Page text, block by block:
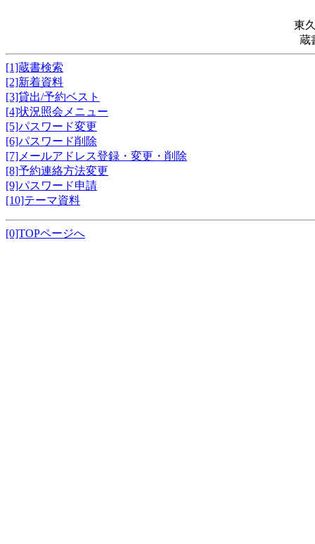
東
蔵
[1]蔵書検索
[2]新着資料
[3]貸出/予約ベスト
[4]状況照会メニュー
[5]パスワード変更
[6]パスワード削除
[7]メールアドレス登録・変更・削除
[8]予約連絡方法変更
[9]パスワード申請
[10]テーマ資料
[0]TOPページへ